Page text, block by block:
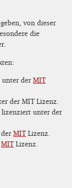
von dieser
die
unter derMIT
der MIT Lizenz.
lizenziert unter der
derMITLizenz.
MITLizenz.